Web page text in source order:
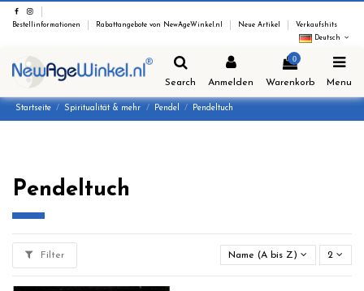
Bestellinformationen Rabattangebote von NewAgeWinkel.nl Neue Artikel
Verkaufshits
Deutsch
Search Anmelden
0
Warenkorb Menu
Startseite Spiritualität & mehr Pendel Pendeltuch
Pendeltuch
Filter Name (A bis Z) 2